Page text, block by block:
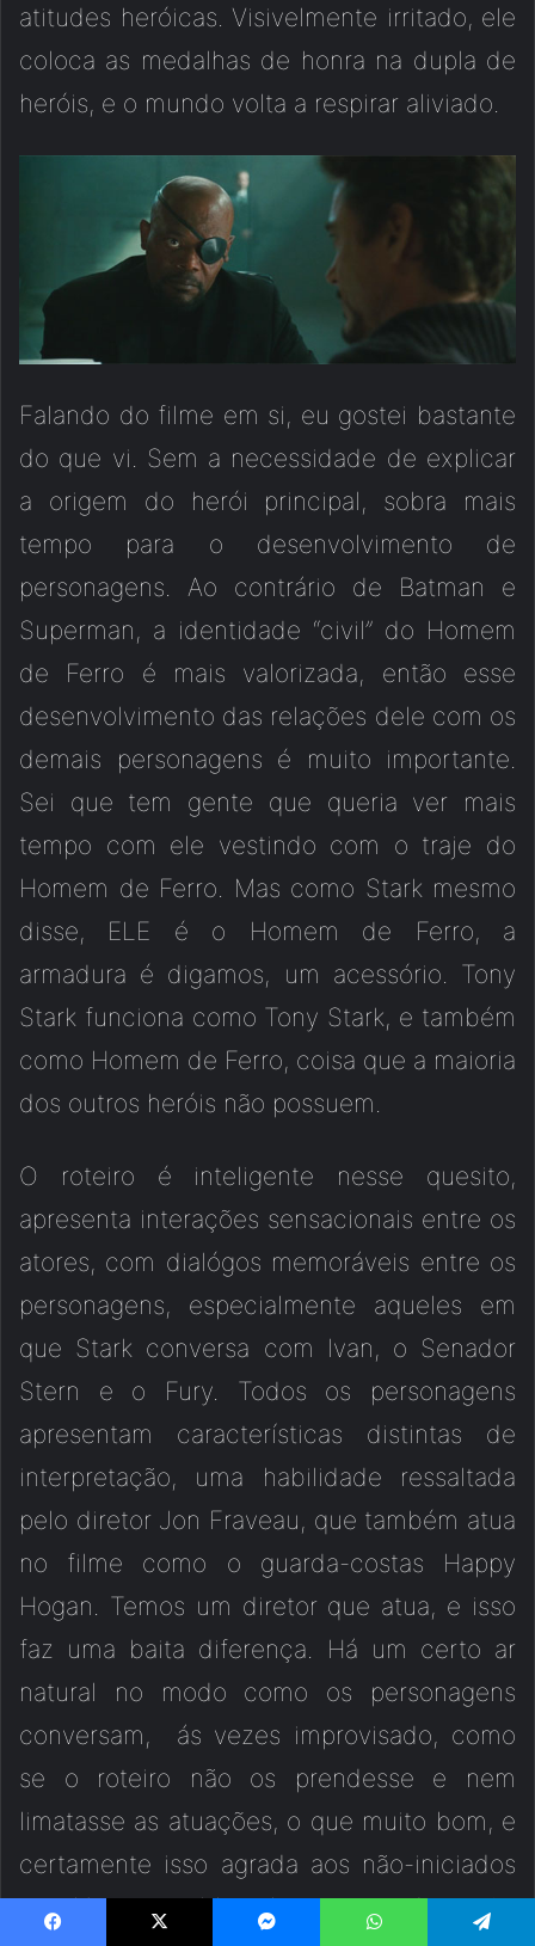
atitudes heróicas. Visivelmente irritado, ele
coloca as medalhas de honra na dupla de
heróis, e o mundo volta a respirar aliviado.
Falando do filme em si, eu gostei bastante
do que vi. Sem a necessidade de explicar
a origem do herói principal, sobra mais
tempo para o desenvolvimento de
personagens. Ao contrário de Batman e
Superman, a identidade “civil” do Homem
de Ferro é mais valorizada, então esse
desenvolvimento das relações dele com os
demais personagens é muito importante.
Sei que tem gente que queria ver mais
tempo com ele vestindo com o traje do
Homem de Ferro. Mas como Stark mesmo
disse, ELE é o Homem de Ferro, a
armadura é digamos, um acessório. Tony
Stark funciona como Tony Stark, e também
como Homem de Ferro, coisa que a maioria
dos outros heróis não possuem.
O roteiro é inteligente nesse quesito,
apresenta interações sensacionais entre os
atores, com dialógos memoráveis entre os
personagens, especialmente aqueles em
que Stark conversa com Ivan, o Senador
Stern e o Fury. Todos os personagens
apresentam características distintas de
interpretação, uma habilidade ressaltada
pelo diretor Jon Fraveau, que também atua
no filme como o guarda-costas Happy
Hogan. Temos um diretor que atua, e isso
faz uma baita diferença. Há um certo ar
natural no modo como os personagens
conversam, ás vezes improvisado, como
se o roteiro não os prendesse e nem
limatasse as atuações, o que muito bom, e
certamente isso agrada aos não-iniciados
no Universo Marvel, as atitudes não